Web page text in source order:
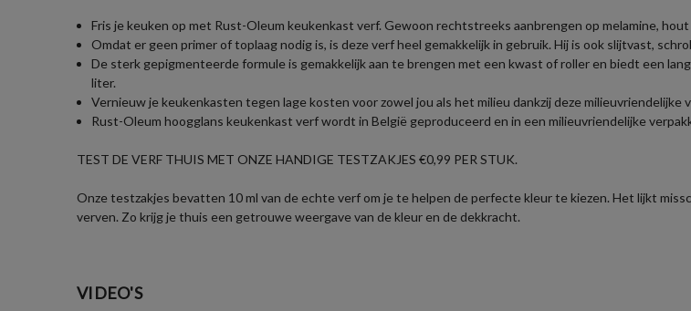
Fris je keuken op met Rust-Oleum keukenkast verf. Gewoon rechtstreeks aanbrengen op melamine,
Omdat er geen primer of toplaag nodig is, is deze verf heel gemakkelijk in gebruik. Hij is ook slijtvast,
De sterk gepigmenteerde formule is gemakkelijk aan te brengen met een kwast of roller en biedt een
liter.
Vernieuw je keukenkasten tegen lage kosten voor zowel jou als het milieu dankzij deze milieuvriendelijke
Rust-Oleum hoogglans keukenkast verf wordt in België geproduceerd en in een milieuvriendelijke
TEST DE VERF THUIS MET ONZE HANDIGE TESTZAKJES €0,99 PER STUK.
Onze testzakjes bevatten 10 ml van de echte verf om je te helpen de perfecte kleur te kiezen. Het lijkt
verven. Zo krijg je thuis een getrouwe weergave van de kleur en de dekkracht.
VIDEO'S